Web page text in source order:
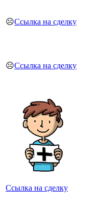
☹️Ссылка на сделку
☹️Ссылка на сделку
Ссылка на сделку